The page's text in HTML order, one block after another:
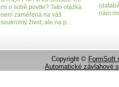
mi o sobě povíte? Tato otázka
není zaměřená na váš
soukromý život, ale na p…
nám
Copyright © FormSoft
Automatické závlahové